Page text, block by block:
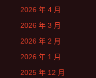
2026 年 4 月
2026 年 3 月
2026 年 2 月
2026 年 1 月
2025 年 12 月